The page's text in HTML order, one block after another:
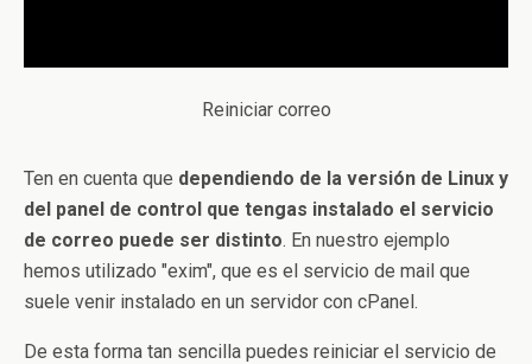
Reiniciar correo
Ten en cuenta que dependiendo de la versión de Linux y
del panel de control que tengas instalado el servicio
de correo puede ser distinto. En nuestro ejemplo
hemos utilizado "exim", que es el servicio de mail que
suele venir instalado en un servidor con cPanel.
De esta forma tan sencilla puedes reiniciar el servicio de